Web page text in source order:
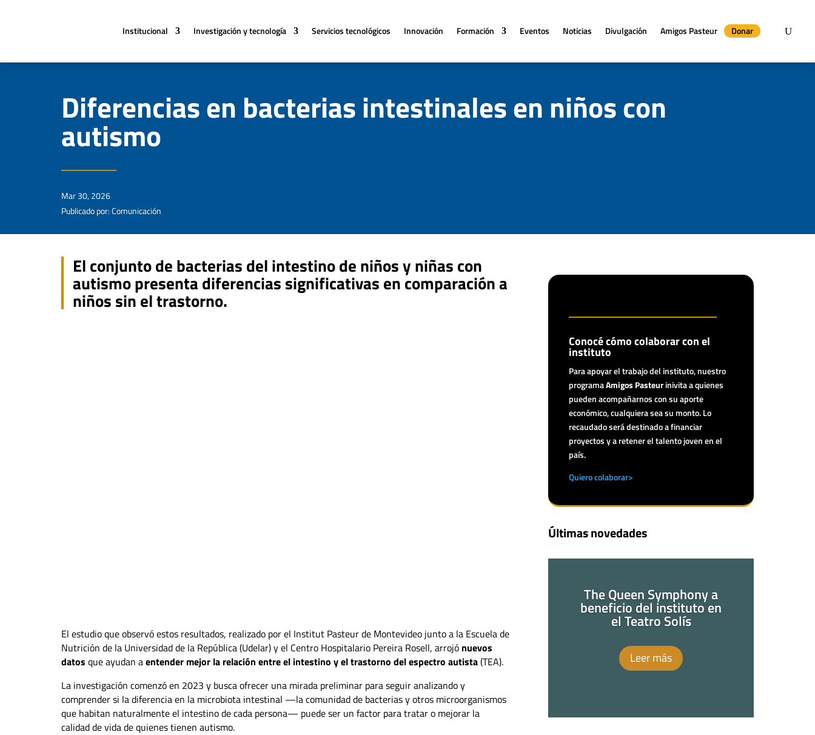
Institucional Investigación y tecnología Servicios tecnológicos Innovación Formación Eventos Noticias Divulgación Amigos Pasteur Donar
Diferencias en bacterias intestinales en niños con
autismo
Mar 30, 2026
Publicado por: Comunicación
El conjunto de bacterias del intestino de niños y niñas con
autismo presenta diferencias significativas en comparación a
niños sin el trastorno.
El estudio que observó estos resultados, realizado por el Institut Pasteur de Montevideo junto a la Escuela de
Nutrición de la Universidad de la República (Udelar) y el Centro Hospitalario Pereira Rosell, arrojó nuevos
datos que ayudan aentender mejor la relación entre el intestino y el trastorno del espectro autista(TEA).
La investigación comenzó en 2023 y busca ofrecer una mirada preliminar para seguir analizando y
comprender si la diferencia en la microbiota intestinal —la comunidad de bacterias y otros microorganismos
que habitan naturalmente el intestino de cada persona— puede ser un factor para tratar o mejorar la
calidad de vida de quienes tienen autismo.
Conocé cómo colaborar con el
instituto
Para apoyar el trabajo del instituto, nuestro
programaAmigos Pasteurinivita a quienes
pueden acompañarnos con su aporte
económico, cualquiera sea su monto. Lo
recaudado será destinado a financiar
proyectos y a retener el talento joven en el
país.
Quiero colaborar>
Últimas novedades
The Queen Symphony a
beneficio del instituto en
el Teatro Solís
Leer más